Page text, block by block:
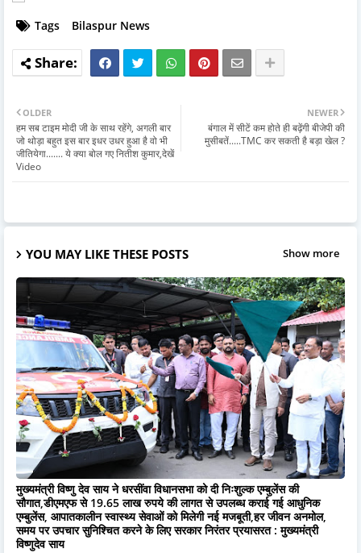
Tags Bilaspur News
NEWER
बंगाल में सीटें कम होते ही बढ़ेंगी बीजेपी की
मुसीबतें.....TMC कर सकती है बड़ा खेल ?
OLDER
हम सब टाइम मोदी जी के साथ रहेंगे, अगली बार
जो थोड़ा बहुत इस बार इधर उधर हुआ है वो भी
जीतियेगा....... ये क्या बोल गए नितीश कुमार,देखें
Video
YOU MAY LIKE THESE POSTS Show more
मुख्यमंत्री विष्णु देव साय ने धरसींवा विधानसभा को दी निःशुल्क एम्बुलेंस की
सौगात,डीएमएफ से 19.65 लाख रुपये की लागत से उपलब्ध कराई गई आधुनिक
एम्बुलेंस, आपातकालीन स्वास्थ्य सेवाओं को मिलेगी नई मजबूती,हर जीवन अनमोल,
समय पर उपचार सुनिश्चित करने के लिए सरकार निरंतर प्रयासरत : मुख्यमंत्री
विष्णुदेव साय